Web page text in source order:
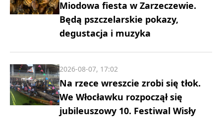
Miodowa fiesta w Zarzeczewie.
Będą pszczelarskie pokazy,
degustacja i muzyka
Na rzece wreszcie zrobi się tłok.
We Włocławku rozpoczął się
jubileuszowy 10. Festiwal Wisły
2026-08-07, 17:02